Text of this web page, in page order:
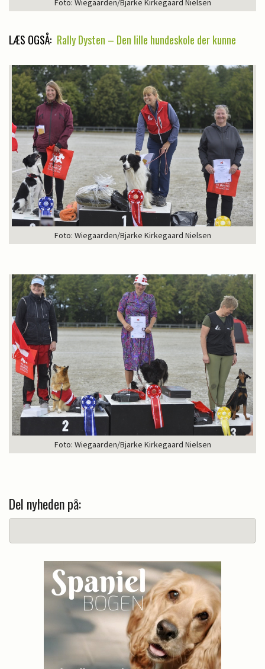
Foto: Wiegaarden/Bjarke Kirkegaard Nielsen
LÆS OGSÅ: Rally Dysten – Den lille hundeskole der kunne
Foto: Wiegaarden/Bjarke Kirkegaard Nielsen
Foto: Wiegaarden/Bjarke Kirkegaard Nielsen
Del nyheden på: